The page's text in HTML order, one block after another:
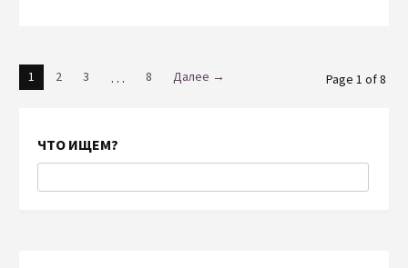
1 2 3 … 8 Далее → Page 1 of 8
ЧТО ИЩЕМ?